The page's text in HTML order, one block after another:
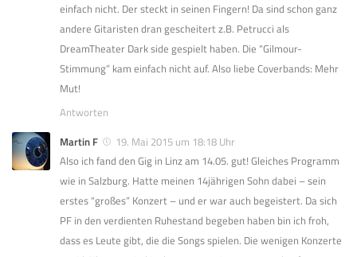
einfach nicht. Der steckt in seinen Fingern! Da sind schon ganz
andere Gitaristen dran gescheitert z.B. Petrucci als
DreamTheater Dark side gespielt haben. Die “Gilmour-
Stimmung” kam einfach nicht auf. Also liebe Coverbands: Mehr
Mut!
Antworten
Martin F
19. Mai 2015 um 18:18 Uhr
Also ich fand den Gig in Linz am 14.05. gut! Gleiches Programm
wie in Salzburg. Hatte meinen 14jährigen Sohn dabei – sein
erstes “großes” Konzert – und er war auch begeistert. Da sich
PF in den verdienten Ruhestand begeben haben bin ich froh,
dass es Leute gibt, die die Songs spielen. Die wenigen Konzerte